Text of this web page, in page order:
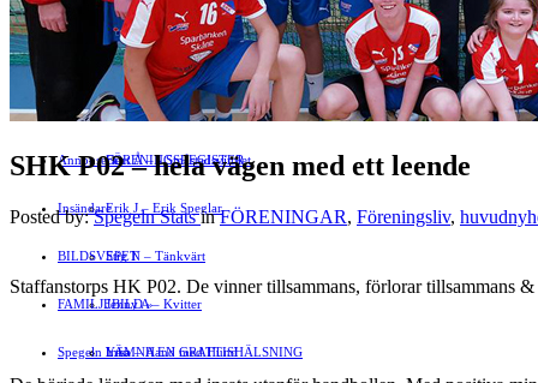
EVENEMANG
Evenemangskalender
FÖRETAGSREGISTER
SPORT
DJUR
FÖRENINGSARTIKLAR
FÖRENINGSREGISTER
Motor
PORTRÄTT
Bloggar »
Gert Å – I Småstadsvimlet
Erik J – Erik Speglar
Stig N – Tänkvärt
Jenny A – Kvitter
Yrsa – Hand med Hund
Annonsera
Insändare
BILDSVEPET
FAMILJEBILD »
LÄMNA EN GRATTISHÄLSNING
Spegeln Info
SHK P02 – hela vägen med ett leende
Posted by:Spegeln StatsinFÖRENINGAR, Föreningsliv,
Staffanstorps HK P02. De vinner tillsammans, förlorar tillsammans &